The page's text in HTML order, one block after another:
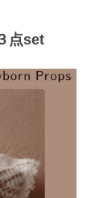
点set